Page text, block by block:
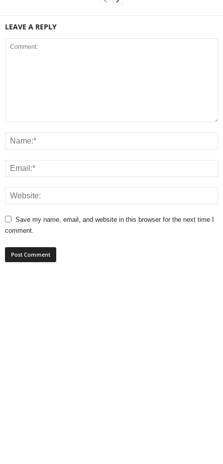
LEAVE A REPLY
Save my name, email, and website in this browser for the next time I
comment.